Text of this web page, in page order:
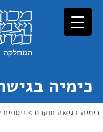
כימיה
כימיה בגישה חוקרת > ניסויים 2